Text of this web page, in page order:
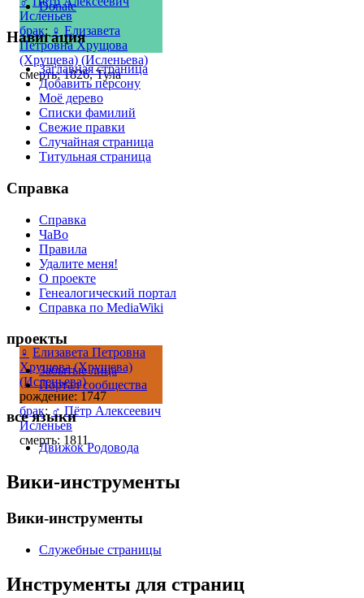
Исленьев
брак: ♀ Елизавета
Петровна Хрущова
(Хрущева) (Исленьева)
смерть: 1826, Тула
♀ Елизавета Петровна
Хрущова (Хрущева)
(Исленьева)
рождение: 1747
брак: ♂ Пётр Алексеевич
Исленьев
смерть: 1811
Donate
Навигация
Заглавная страница
Добавить персону
Моё дерево
Списки фамилий
Свежие правки
Случайная страница
Титульная страница
Справка
Справка
ЧаВо
Правила
Удалите меня!
О проекте
Генеалогический портал
Справка по MediaWiki
проекты
Забытые лица
Портал сообщества
все языки
Движок Родовода
Вики-инструменты
Вики-инструменты
Служебные страницы
Инструменты для страниц